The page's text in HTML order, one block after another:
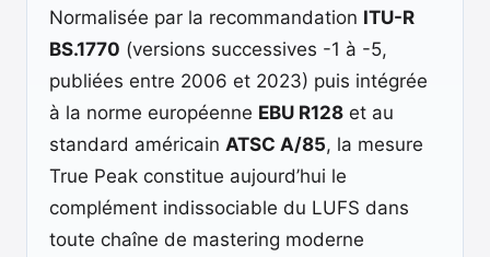
Normalisée par la recommandation ITU-R
BS.1770 (versions successives -1 à -5,
publiées entre 2006 et 2023) puis intégrée
à la norme européenne EBU R128 et au
standard américain ATSC A/85, la mesure
True Peak constitue aujourd’hui le
complément indissociable du LUFS dans
toute chaîne de mastering moderne